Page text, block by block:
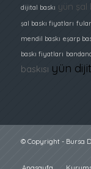
dijital baskı yün şal
şal baskı fiyatları fular
mendil baskı eşarp
baskı fiyatları
baskısı yün
© Copyright - Bursa